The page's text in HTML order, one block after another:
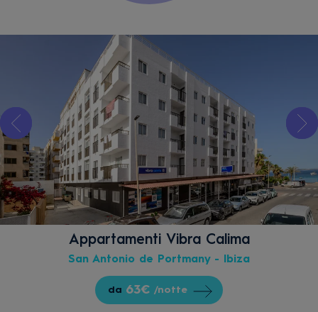
Appartamenti Vibra Calima
San Antonio de Portmany - Ibiza
da 63€ /notte